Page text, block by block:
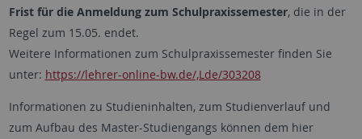
Frist für die Anmeldung zum Schulpraxissemester, die in der
Regel zum 15.05. endet.
Weitere Informationen zum Schulpraxissemester finden Sie
unter: https://lehrer-online-bw.de/,Lde/303208
Informationen zu Studieninhalten, zum Studienverlauf und
zum Aufbau des Master-Studiengangs können dem hier